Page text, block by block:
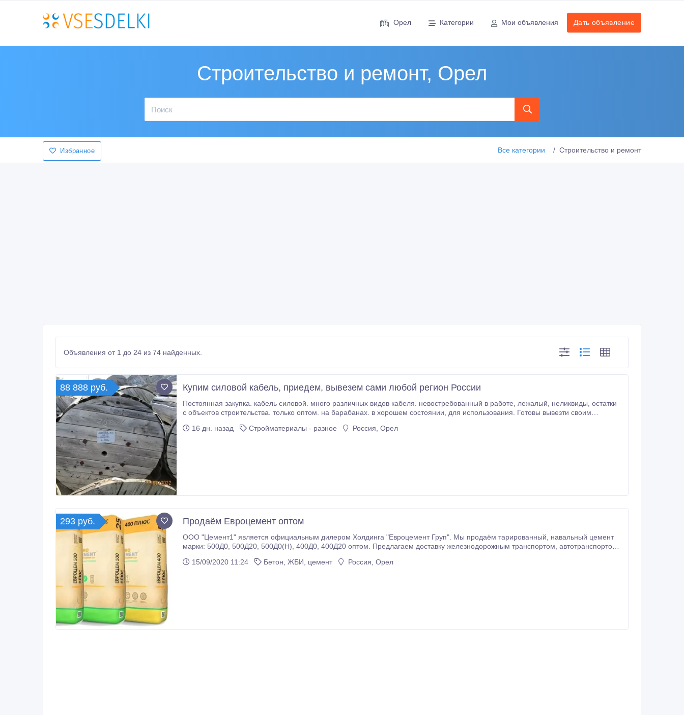
Орел Категории Мои объявления Дать объявление
Строительство и ремонт, Орел
Избранное Все категории Строительство и ремонт
Объявления от 1 до 24 из 74 найденных.
88 888 руб. Купим силовой кабель, приедем, вывезем сами любой регион России
Постоянная закупка. кабель силовой. много различных видов кабеля. невостребованный в работе, лежалый, неликвиды, остатки
с объектов строительства. только оптом. на барабанах. в хорошем состоянии, для использования. Готовы вывезти своим
отгрузки, фото этикетки, барабанов.
16 дн. назад Стройматериалы - разное Россия, Орел
293 руб. Продаём Евроцемент оптом
ООО "Цемент1" является официальным дилером Холдинга "Евроцемент Груп". Мы продаём тарированный, навальный цемент
марки: 500Д0, 500Д20, 500Д0(Н), 400Д0, 400Д20 оптом. Предлагаем доставку железнодорожным транспортом, автотранспортом,
15/09/2020 11:24
Бетон, ЖБИ, цемент Россия, Орел